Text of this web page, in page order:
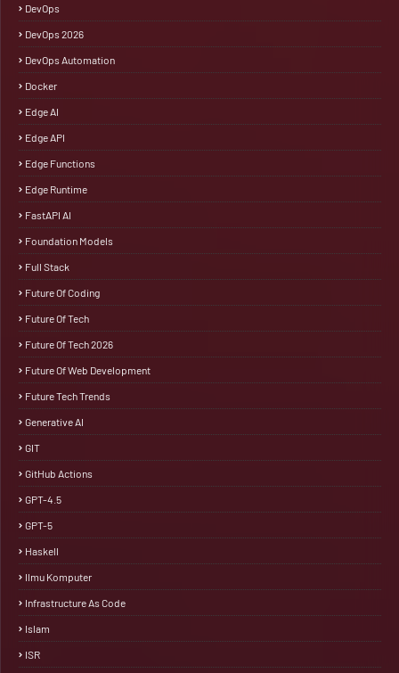
DevOps
DevOps 2026
DevOps Automation
Docker
Edge AI
Edge API
Edge Functions
Edge Runtime
FastAPI AI
Foundation Models
Full Stack
Future Of Coding
Future Of Tech
Future Of Tech 2026
Future Of Web Development
Future Tech Trends
Generative AI
GIT
GitHub Actions
GPT-4.5
GPT-5
Haskell
Ilmu Komputer
Infrastructure As Code
Islam
ISR